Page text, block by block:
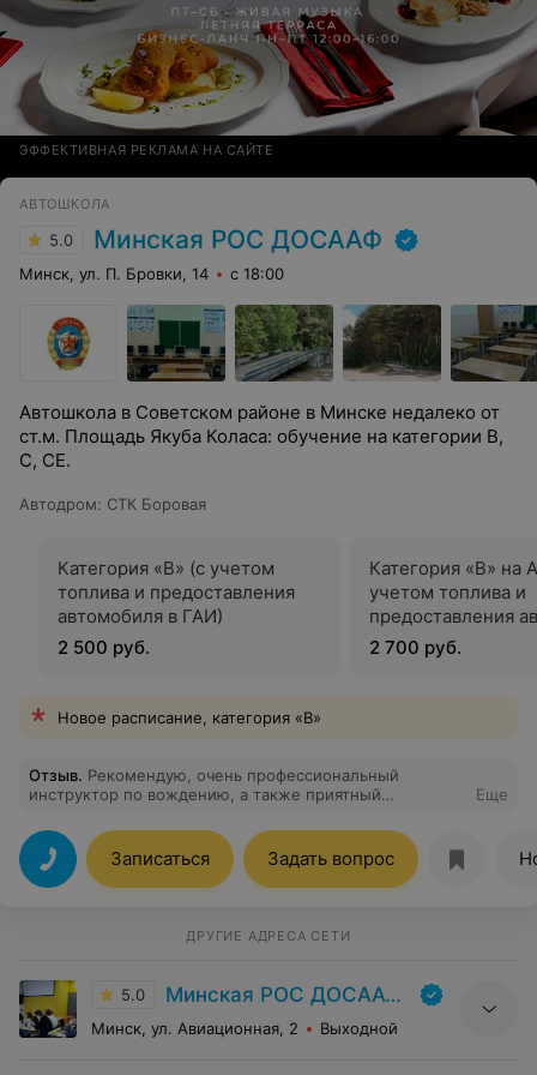
ЭФФЕКТИВНАЯ РЕКЛАМА НА САЙТЕ
АВТОШКОЛА
5.0 Минская РОС ДОСААФ
Минск, ул. П. Бровки, 14 с 18:00
Автошкола в Советском районе в Минске недалеко от
ст.м. Площадь Якуба Коласа: обучение на категории B,
C, СE.
Автодром: СТК Боровая
Категория «B» (с учетом
топлива и предоставления
автомобиля в ГАИ)
2 500 руб.
Категория «B» на
учетом топлива и
предоставления
в ГАИ)
2 700 руб.
Новое расписание, категория «В»
Отзыв. Рекомендую, очень профессиональный
инструктор по вождению, а также приятный
Еще
Записаться Задать вопрос
ДРУГИЕ АДРЕСА СЕТИ
5.0 Минская РОС ДОСААФ | УП «РУСЦ» ДОСААФ
Минск, ул. Авиационная, 2 Выходной